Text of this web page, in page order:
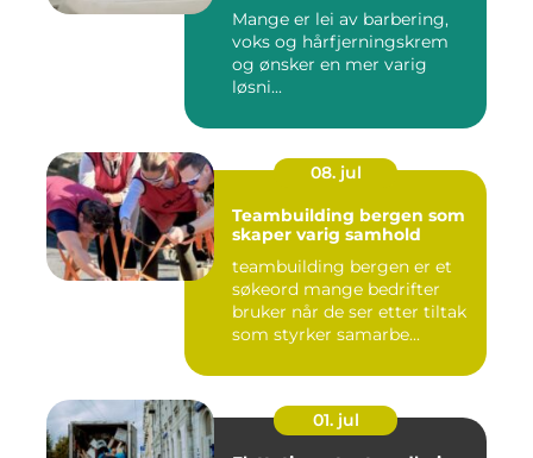
Mange er lei av barbering,
voks og hårfjerningskrem
og ønsker en mer varig
løsni...
08. jul
Teambuilding bergen som
skaper varig samhold
teambuilding bergen er et
søkeord mange bedrifter
bruker når de ser etter tiltak
som styrker samarbe...
01. jul